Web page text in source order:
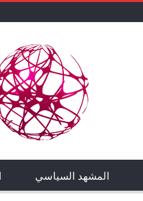
المشهد السياسي